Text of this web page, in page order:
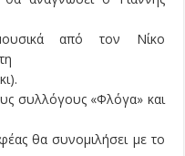
από τον Νίκο
συλλόγους «Φλόγα» και
θα συνομιλήσει με το